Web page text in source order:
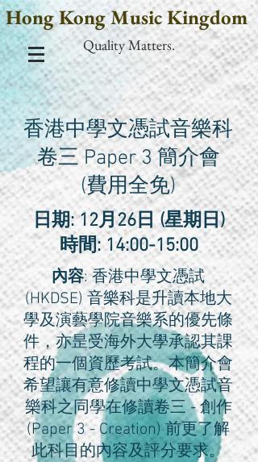
Hong Kong Music Kingdom
Quality Matters.
香港中學文憑試音樂科
卷三 Paper 3 簡介會
(費用全免)
日期: 12月26日 (星期日)
時間: 14:00-15:00
內容: 香港中學文憑試
(HKDSE) 音樂科是升讀本地大
學及演藝學院音樂系的優先條
件，亦昰受海外大學承認其課
程的一個資歷考試。本簡介會
希望讓有意修讀中學文憑試音
樂科之同學在修讀卷三 - 創作
(Paper 3 - Creation) 前更了解
此科目的內容及評分要求。